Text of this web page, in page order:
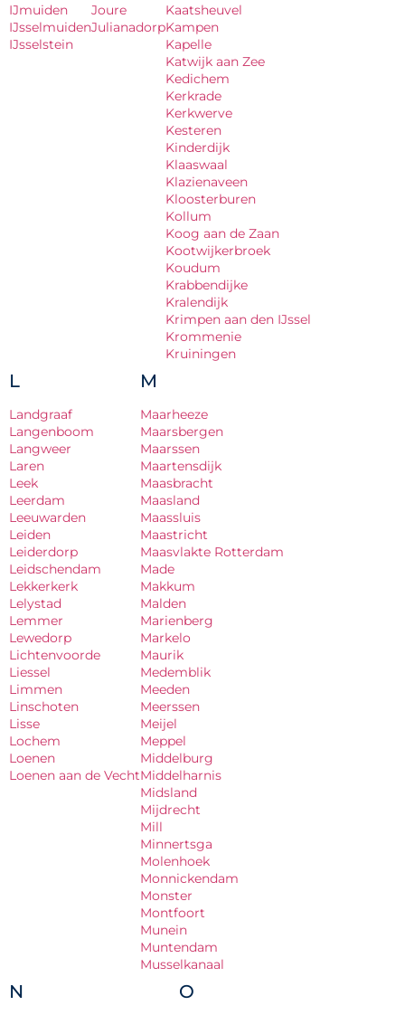
IJmuiden
IJsselmuiden
IJsselstein
Joure
Julianadorp
Kaatsheuvel
Kampen
Kapelle
Katwijk aan Zee
Kedichem
Kerkrade
Kerkwerve
Kesteren
Kinderdijk
Klaaswaal
Klazienaveen
Kloosterburen
Kollum
Koog aan de Zaan
Kootwijkerbroek
Koudum
Krabbendijke
Kralendijk
Krimpen aan den IJssel
Krommenie
Kruiningen
L
Landgraaf
Langenboom
Langweer
Laren
Leek
Leerdam
Leeuwarden
Leiden
Leiderdorp
Leidschendam
Lekkerkerk
Lelystad
Lemmer
Lewedorp
Lichtenvoorde
Liessel
Limmen
Linschoten
Lisse
Lochem
Loenen
Loenen aan de Vecht
M
Maarheeze
Maarsbergen
Maarssen
Maartensdijk
Maasbracht
Maasland
Maassluis
Maastricht
Maasvlakte Rotterdam
Made
Makkum
Malden
Marienberg
Markelo
Maurik
Medemblik
Meeden
Meerssen
Meijel
Meppel
Middelburg
Middelharnis
Midsland
Mijdrecht
Mill
Minnertsga
Molenhoek
Monnickendam
Monster
Montfoort
Munein
Muntendam
Musselkanaal
N O